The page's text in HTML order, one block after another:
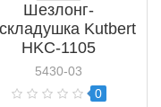
Шезлонг-
Kutbert
HKC-1105
5430-03
0